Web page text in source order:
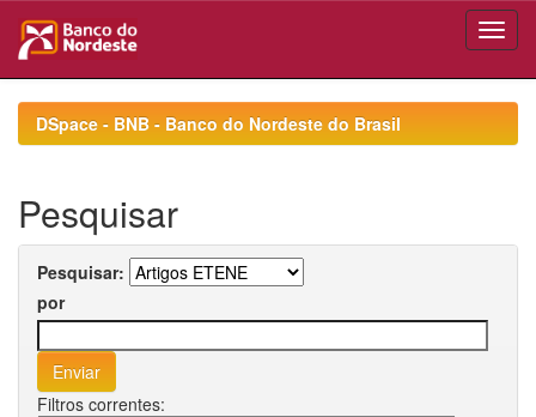
navigationDSpace - BNB - Banco do Nordeste do Brasil
Pesquisar
Pesquisar:
por
Filtros correntes: